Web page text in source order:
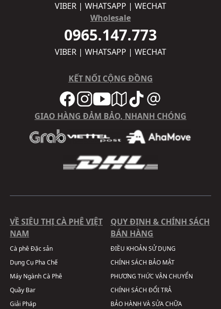
VIBER | WHATSAPP | WECHAT
Wholesale
0965.147.773
VIBER | WHATSAPP | WECHAT
KẾT NỐI CỘNG ĐỒNG
GIAO HÀNG ĐẢM BẢO, NHANH CHÓNG
VỀ SIÊU THỊ CÀ PHÊ VIỆT
NAM
Cà phê Đặc sản
Dụng Cụ Pha Chế
Máy Ngành Cà Phê
Quầy Bar
Giải Pháp
QUY ĐỊNH & CHÍNH SÁCH
BÁN HÀNG
ĐIỀU KHOẢN SỬ DỤNG
CHÍNH SÁCH BẢO MẬT
PHƯƠNG THỨC VẬN CHUYỂN
CHÍNH SÁCH ĐỔI TRẢ
BẢO HÀNH VÀ SỬA CHỮA